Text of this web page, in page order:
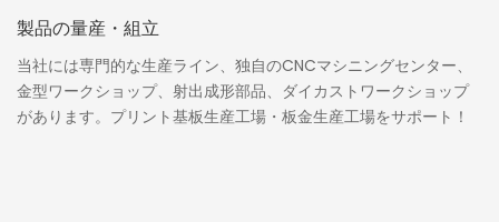
製品の量産・組立
当社には専門的な生産ライン、独自のCNCマシニングセンター、
金型ワークショップ、射出成形部品、ダイカストワークショップ
があります。プリント基板生産工場・板金生産工場をサポート！